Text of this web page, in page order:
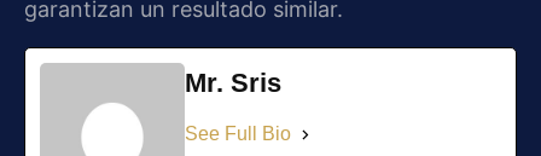
garantizan un resultado similar.
Mr. Sris
See Full Bio